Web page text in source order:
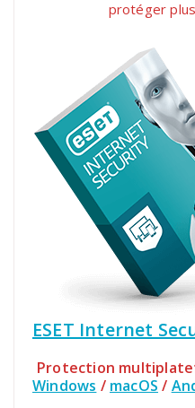
protéger
ESET Internet
Protection
Windows / macOS /